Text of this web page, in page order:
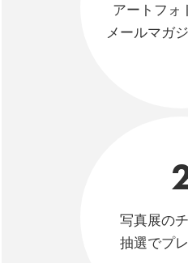
アートフォ
メールマガ
写真展の
抽選でプ